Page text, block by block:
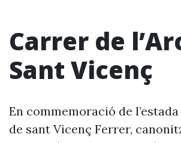
Carrer de
Sant Vicenç
En commemoració de
de sant Vicenç Ferrer,